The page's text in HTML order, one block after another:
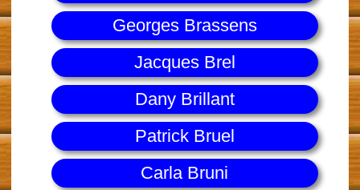
Georges Brassens
Jacques Brel
Dany Brillant
Patrick Bruel
Carla Bruni